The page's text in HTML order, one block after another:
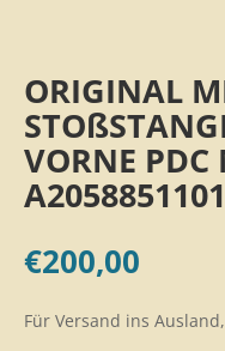
ORIGINAL
VORNE PDC
A2058851101
€200,00
Für Versand ins